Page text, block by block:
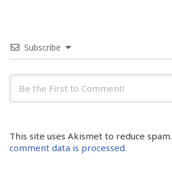
Subscribe
This site uses Akismet to reduce spam.
comment data is processed.